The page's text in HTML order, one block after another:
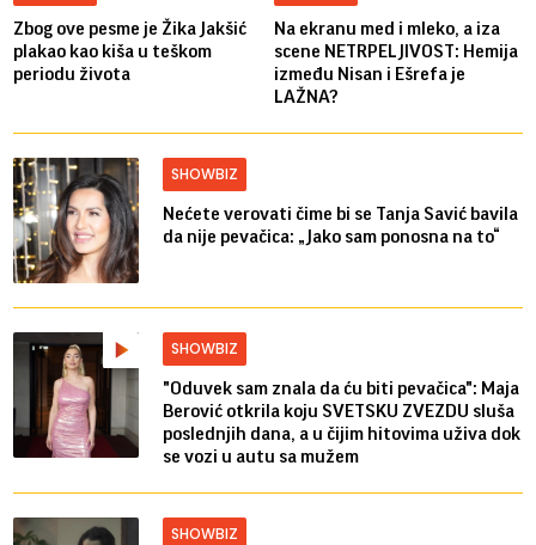
Zbog ove pesme je Žika Jakšić
plakao kao kiša u teškom
periodu života
Na ekranu med i mleko, a iza
scene NETRPELJIVOST: Hemija
između Nisan i Ešrefa je
LAŽNA?
SHOWBIZ
Nećete verovati čime bi se Tanja Savić bavila
da nije pevačica: „Jako sam ponosna na to“
SHOWBIZ
"Oduvek sam znala da ću biti pevačica": Maja
Berović otkrila koju SVETSKU ZVEZDU sluša
poslednjih dana, a u čijim hitovima uživa dok
se vozi u autu sa mužem
SHOWBIZ